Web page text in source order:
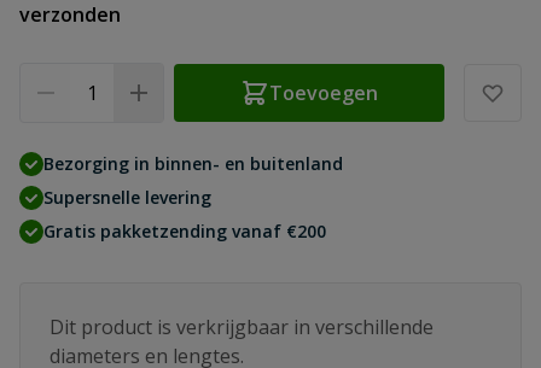
verzonden
Toevoegen
Bezorging in binnen- en buitenland
Supersnelle levering
Gratis pakketzending vanaf €200
Dit product is verkrijgbaar in verschillende
diameters en lengtes.